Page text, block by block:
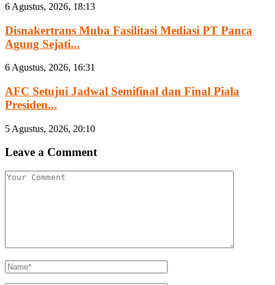
6 Agustus, 2026, 18:13
Disnakertrans Muba Fasilitasi Mediasi PT Panca
Agung Sejati...
6 Agustus, 2026, 16:31
AFC Setujui Jadwal Semifinal dan Final Piala
Presiden...
5 Agustus, 2026, 20:10
Leave a Comment